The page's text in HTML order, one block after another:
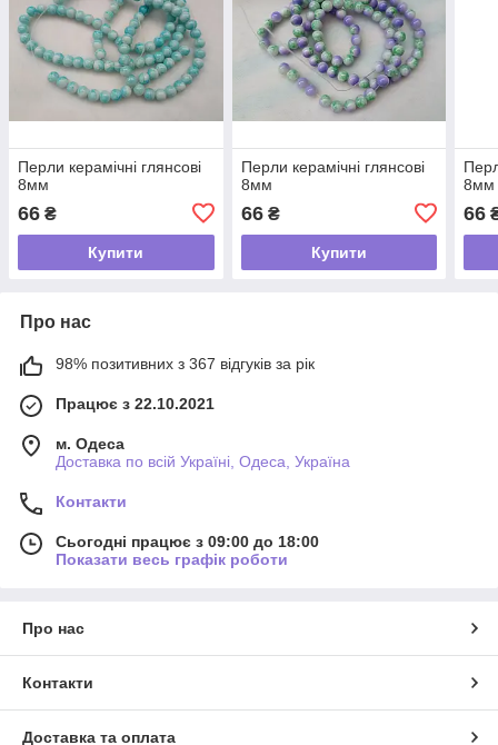
Перли керамічні глянсові
8мм
66 ₴
Купити
Перли керамічні глянсові
8мм
66₴
Купити
8мм
66
Про нас
98% позитивних з 367 відгуків за рік
Працює з 22.10.2021
м. Одеса
Доставка по всій Україні, Одеса, Україна
Контакти
Сьогодні працює з 09:00 до 18:00
Показати весь графік роботи
Про нас
Контакти
Доставка та оплата